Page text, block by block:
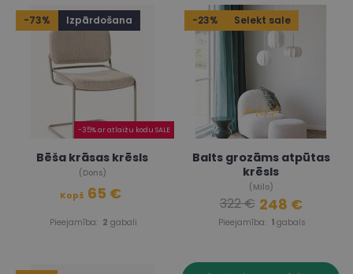
-73% Izpārdošana
-35% ar atlaižu kodu SALE
Bēša krāsas krēsls
(Dons)
Pieejamība: 2 gabali
Kopš 65 €
-23% Selekt sale
Balts grozāms atpūtas
krēsls
(Milo)
Pieejamība: 1 gabals
322 € 248 €